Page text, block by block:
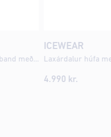
Laxárdalur ennisband með felulitum
ICEWEAR
4.990 kr.